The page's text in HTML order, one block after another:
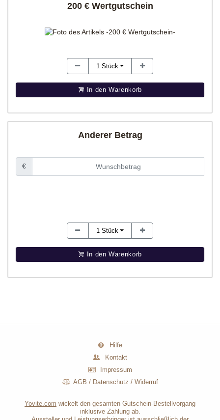
200 € Wertgutschein
1 Stück
In den Warenkorb
Anderer Betrag
€
1 Stück
In den Warenkorb
Hilfe
Kontakt
Impressum
AGB / Datenschutz /Widerruf
Yovite.com wickelt den gesamten Gutschein-Bestellvorgang
inklusive Zahlung ab.